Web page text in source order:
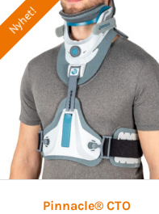
Nyhet!
Pinnacle® CTO